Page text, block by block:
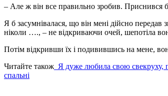
– Але ж він все правильно зробив. Приснився
Я б засумнівалася, що він мені дійсно
ніколи …., – не відкриваючи очей, шепотіла
Потім відкривши їх і подивившись на мене,
Читайте також Я дуже любила свою свекруху,
спальні